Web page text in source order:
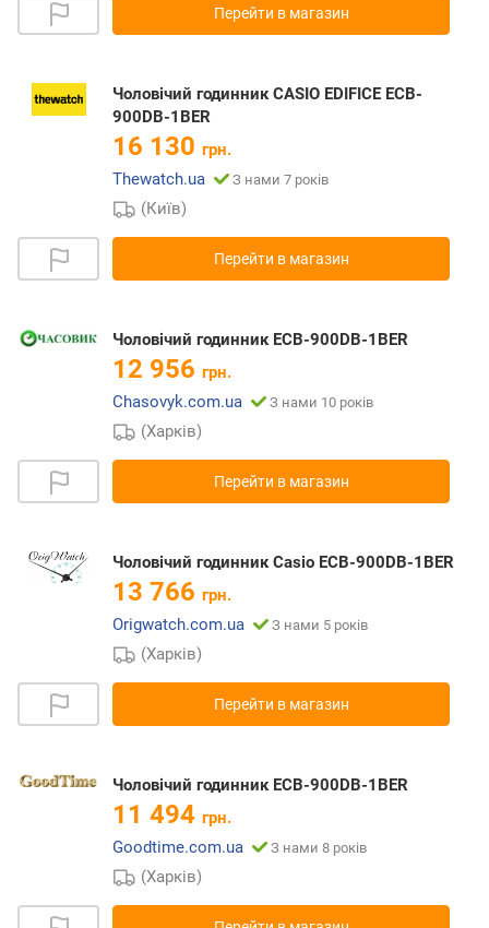
Перейти в магазин
Чоловічий годинник CASIO EDIFICE ECB-
900DB-1BER
16 130 грн.
Thewatch.ua
З нами 7 років
(Київ)
Перейти в магазин
Чоловічий годинник ECB-900DB-1BER
12 956 грн.
Chasovyk.com.ua
З нами 10 років
(Харків)
Перейти в магазин
Чоловічий годинник Casio ECB-900DB-1BER
13 766 грн.
Origwatch.com.ua
З нами 5 років
(Харків)
Перейти в магазин
Чоловічий годинник ECB-900DB-1BER
11 494 грн.
Goodtime.com.ua
З нами 8 років
(Харків)